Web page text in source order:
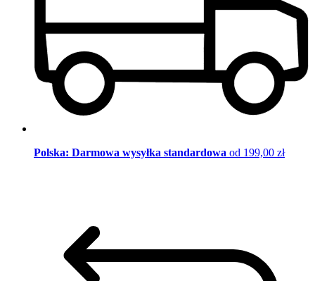
Polska: Darmowa wysyłka standardowa od 199,00 zł